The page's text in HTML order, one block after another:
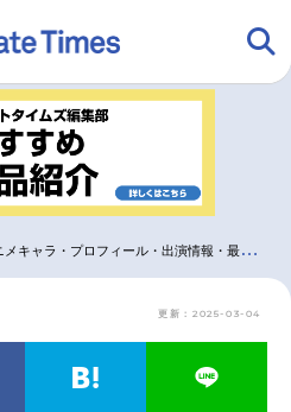
アニメ
グッズ
ャラ・プロフィール・出演情報・最新情報まとめ
更新：2025-03-04